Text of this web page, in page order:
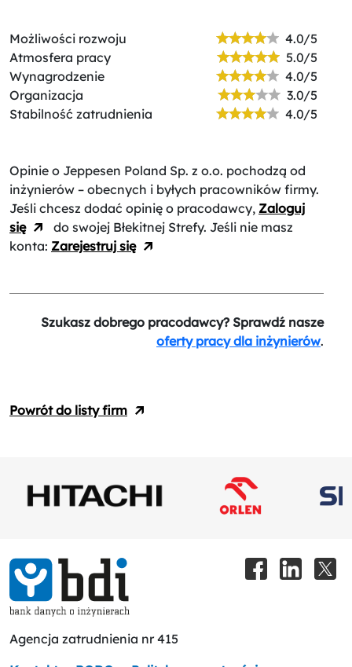
Możliwości rozwoju
4.0/5
Atmosfera pracy
5.0/5
Wynagrodzenie
4.0/5
Organizacja
3.0/5
Stabilność zatrudnienia
4.0/5
Opinie o Jeppesen Poland Sp. z o.o. pochodzą od
inżynierów – obecnych i byłych pracowników firmy.
Jeśli chcesz dodać opinię o pracodawcy, Zaloguj
się
do swojej Błekitnej Strefy. Jeśli nie masz
konta: Zarejestruj się
Szukasz dobrego pracodawcy? Sprawdź nasze
oferty pracy dla inżynierów.
Powrót do listy firm
Agencja zatrudnienia nr 415